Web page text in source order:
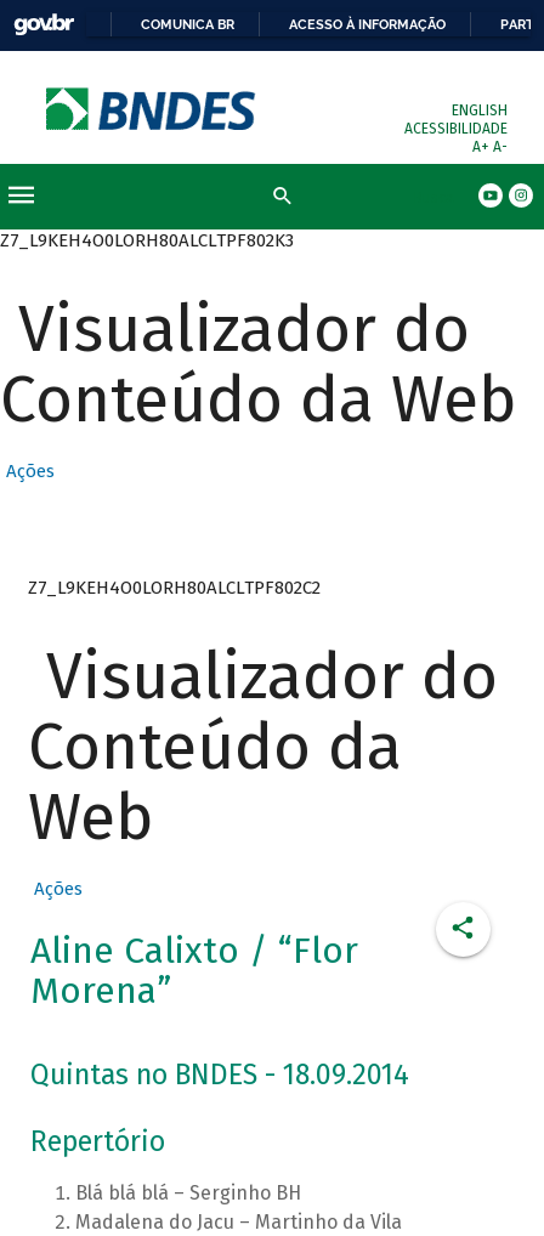
COMUNICA BR ACESSO À INFORMAÇÃO
ENGLISH
ACESSIBILIDADE
A+ A-
Z7_L9KEH4O0LORH80ALCLTPF802K3
Visualizador do
Conteúdo da Web
Ações
Z7_L9KEH4O0LORH80ALCLTPF802C2
Visualizador do
Conteúdo da
Web
Ações
Aline Calixto / “Flor
Morena”
Quintas no BNDES - 18.09.2014
Repertório
Blá blá blá – Serginho BH
Madalena do Jacu – Martinho da Vila